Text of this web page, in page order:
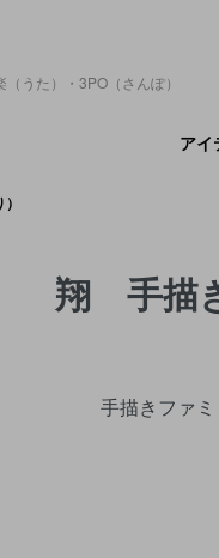
うた）・3PO（さんぽ）
アイ
翔 手描
手描きファ